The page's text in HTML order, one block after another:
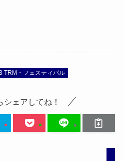
TRM・フェスティバル
シェアしてね！